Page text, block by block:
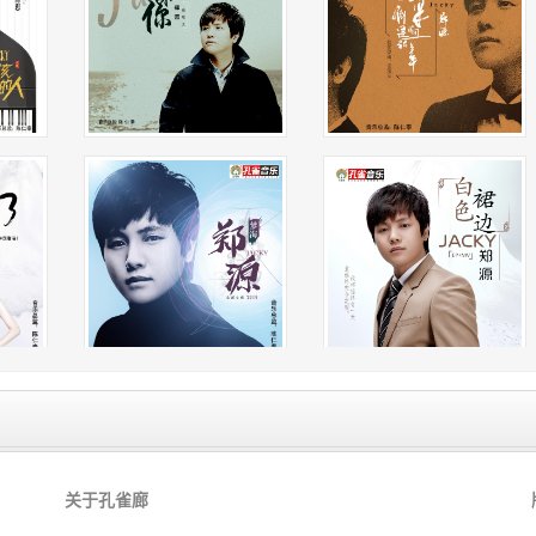
让我无惧那未知的滚烫
终于我不再随 人海飘荡
终于我不再怕受伤
当爱在嘴角挂糖
当梦手心里发光
当你翻山越岭来到了身旁
空气都洒满阳光
照亮前路的方向
带我去 牵温暖的手掌
今天我看到了 爱的模样
终于我不再怕受伤
关于孔雀廊